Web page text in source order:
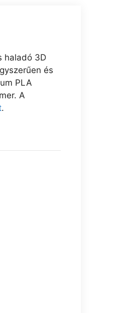
haladó 3D
és
PLA
A
.